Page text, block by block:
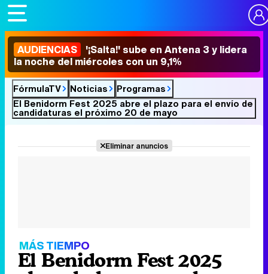
AUDIENCIAS '¡Salta!' sube en Antena 3 y lidera
la noche del miércoles con un 9,1%
FórmulaTV Noticias
Programas
El Benidorm Fest 2025 abre el plazo para el envío de
candidaturas el próximo 20 de mayo
Eliminar anuncios
MÁS TIEMPO
El Benidorm Fest 2025